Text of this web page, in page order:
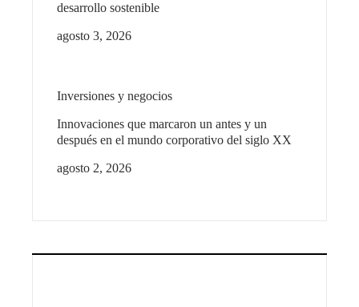
desarrollo sostenible
agosto 3, 2026
Inversiones y negocios
Innovaciones que marcaron un antes y un
después en el mundo corporativo del siglo XX
agosto 2, 2026